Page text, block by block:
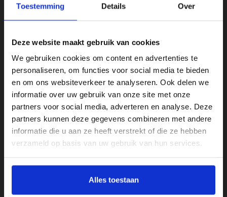
Toestemming Details Over
Deze website maakt gebruik van cookies
We gebruiken cookies om content en advertenties te
personaliseren, om functies voor social media te bieden
en om ons websiteverkeer te analyseren. Ook delen we
informatie over uw gebruik van onze site met onze
partners voor social media, adverteren en analyse. Deze
partners kunnen deze gegevens combineren met andere
informatie die u aan ze heeft verstrekt of die ze hebben
verzameld op basis van uw gebruik van hun services.
Alles toestaan
Klantenservice
Categorieën